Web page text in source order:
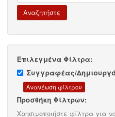
Επιλεγμένα Φίλτρα:
Συγγραφέας/
Προσθήκη Φίλτρων:
Χρησιμοποιήστε φίλτρα για